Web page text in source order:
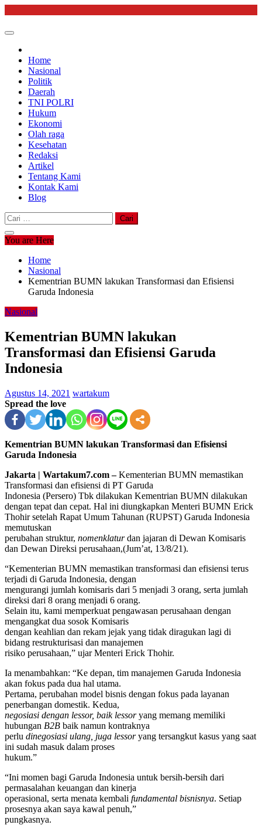
content
Home
Nasional
Politik
Daerah
TNI POLRI
Hukum
Ekonomi
Olah raga
Kesehatan
Redaksi
Artikel
Tentang Kami
Kontak Kami
Blog
Cari
untuk:
You are Here
Home
Nasional
Kementrian BUMN lakukan Transformasi dan Efisiensi
Garuda Indonesia
Nasional
Kementrian BUMN lakukan
Transformasi dan Efisiensi Garuda
Indonesia
Agustus 14, 2021 wartakum
Spread the love
Kementrian BUMN lakukan Transformasi dan Efisiensi
Garuda Indonesia
Jakarta | Wartakum7.com –Kementerian BUMN memastikan
Transformasi dan efisiensi di PT Garuda
Indonesia (Persero) Tbk dilakukan Kementrian BUMN dilakukan
dengan tepat dan cepat. Hal ini diungkapkan Menteri BUMN Erick
Thohir setelah Rapat Umum Tahunan (RUPST) Garuda Indonesia
memutuskan
perubahan struktur, nomenklaturdan jajaran di Dewan Komisaris
dan Dewan Direksi perusahaan,(Jum’at, 13/8/21).
“Kementerian BUMN memastikan transformasi dan efisiensi terus
terjadi di Garuda Indonesia, dengan
mengurangi jumlah komisaris dari 5 menjadi 3 orang, serta jumlah
direksi dari 8 orang menjadi 6 orang.
Selain itu, kami memperkuat pengawasan perusahaan dengan
mengangkat dua sosok Komisaris
dengan keahlian dan rekam jejak yang tidak diragukan lagi di
bidang restrukturisasi dan manajemen
risiko perusahaan,” ujar Menteri Erick Thohir.
Ia menambahkan: “Ke depan, tim manajemen Garuda Indonesia
akan fokus pada dua hal utama.
Pertama, perubahan model bisnis dengan fokus pada layanan
penerbangan domestik. Kedua,
negosiasi dengan lessor, baik lessoryang memang memiliki
hubungan B2B baik namun kontraknya
perlu dinegosiasi ulang, juga lessoryang tersangkut kasus yang saat
ini sudah masuk dalam proses
hukum.”
“Ini momen bagi Garuda Indonesia untuk bersih-bersih dari
permasalahan keuangan dan kinerja
operasional, serta menata kembali fundamental bisnisnya. Setiap
prosesnya akan saya kawal penuh,”
pungkasnya.